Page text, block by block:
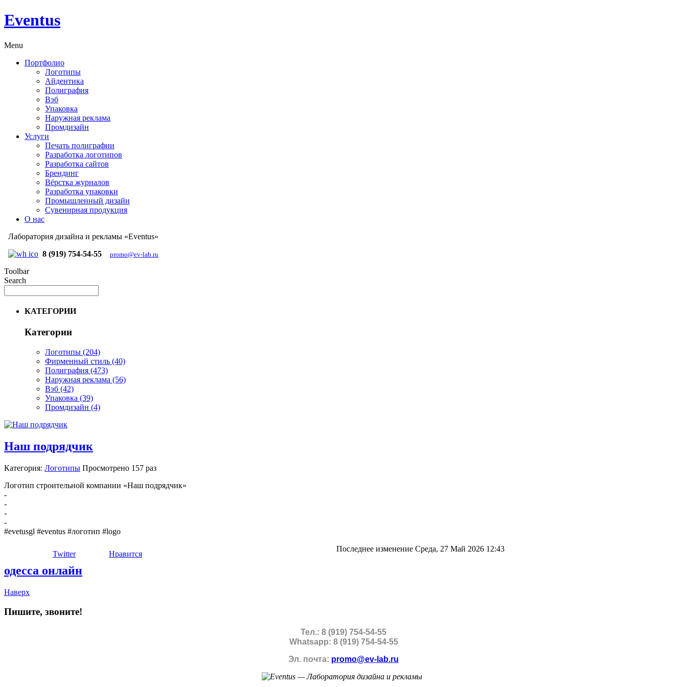
Eventus
Menu
Портфолио
Логотипы
Айдентика
Полиграфия
Вэб
Упаковка
Наружная реклама
Промдизайн
Услуги
Печать полиграфии
Разработка логотипов
Разработка сайтов
Брендинг
Вёрстка журналов
Разработка упаковки
Промышленный дизайн
Сувенирная продукция
О нас
Лаборатория дизайна и рекламы «Eventus»
8 (919) 754-54-55
promo@ev-lab.ru
Toolbar
Search
КАТЕГОРИИ
Категории
Логотипы (204)
Фирменный стиль (40)
Полиграфия (473)
Наружная реклама (56)
Вэб (42)
Упаковка (39)
Промдизайн (4)
Наш подрядчик
Категория: Логотипы Просмотрено 157 раз
Логотип строительной компании «Наш подрядчик»
-
-
-
-
#evetusgl #eventus #логотип #logo
Twitter Нравится
Последнее изменение Среда, 27 Май 2026 12:43
одесса онлайн
Наверх
Пишите, звоните!
Тел.: 8 (919) 754-54-55
Whatsapp: 8 (919) 754-54-55
Эл. почта: promo@ev-lab.ru